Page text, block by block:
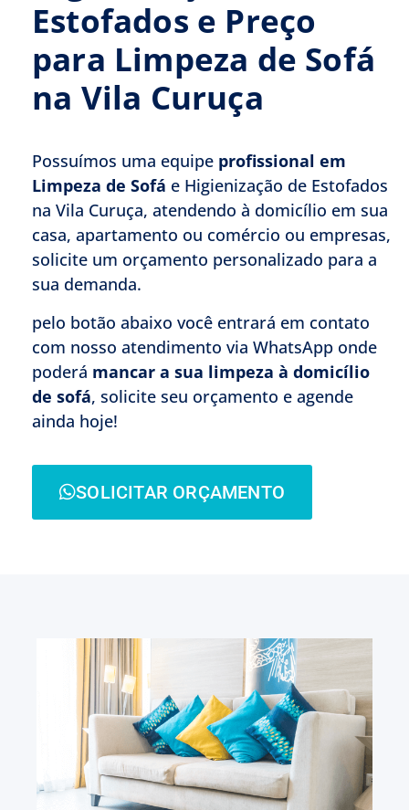
Estofados e Preço
para Limpeza de Sofá
na Vila Curuça
Possuímos uma equipe profissional em
Limpeza de Sofá e Higienização de Estofados
na Vila Curuça, atendendo à domicílio em sua
casa, apartamento ou comércio ou empresas,
solicite um orçamento personalizado para a
sua demanda.
pelo botão abaixo você entrará em contato
com nosso atendimento via WhatsApp onde
poderá mancar a sua limpeza à domicílio
de sofá, solicite seu orçamento e agende
ainda hoje!
SOLICITAR ORÇAMENTO